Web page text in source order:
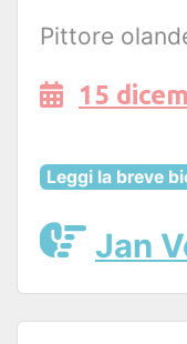
Pittore
15
Leggi la breve
Jan